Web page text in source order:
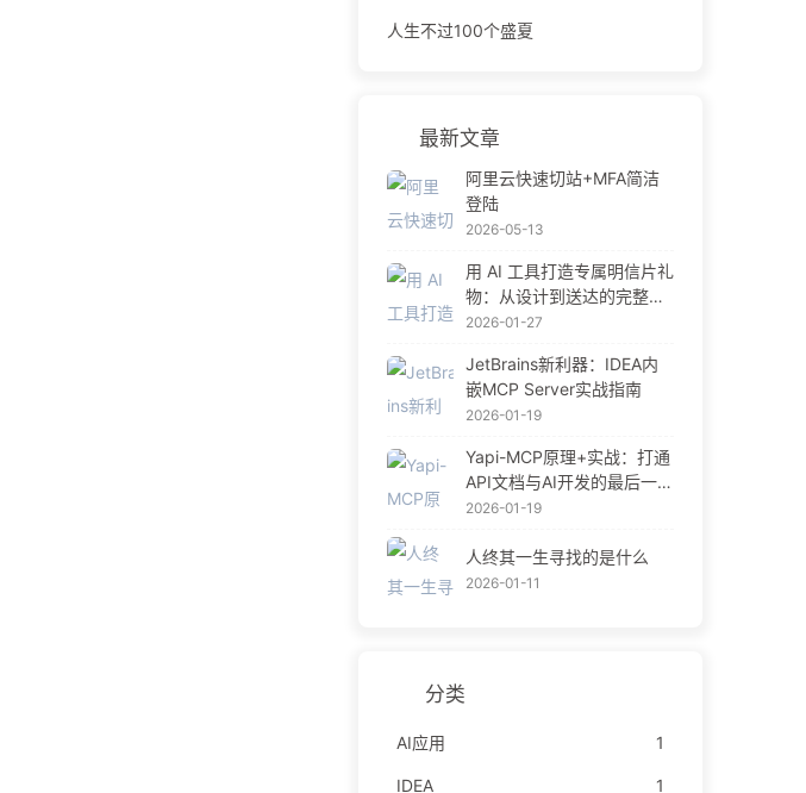
人生不过100个盛夏
最新文章
阿里云快速切站+MFA简洁
登陆
2026-05-13
用 AI 工具打造专属明信片礼
物：从设计到送达的完整指
南
2026-01-27
JetBrains新利器：IDEA内
嵌MCP Server实战指南
2026-01-19
Yapi-MCP原理+实战：打通
API文档与AI开发的最后一公
里
2026-01-19
人终其一生寻找的是什么
2026-01-11
分类
AI应用 1
IDEA
1